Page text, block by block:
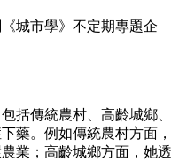
城市學》不定期專題企
括傳統農村、高齡城鄉、
藥。例如傳統農村方面，
業；高齡城鄉方面，她透